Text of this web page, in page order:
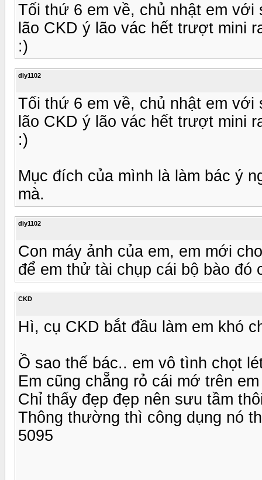
Tối thứ 6 em về, chủ nhật em
lão CKD ý lão vác hết trượt mini
:)
diy1102
Tối thứ 6 em về, chủ nhật em
lão CKD ý lão vác hết trượt mini
:)
Mục đích của mình là làm bác ý
mà.
diy1102
Con máy ảnh của em, em mới
để em thử tài chụp cái bộ bào đó
CKD
Hì, cụ CKD bắt đầu làm em khó
Ồ sao thế bác.. em vô tình chọt
Em cũng chẵng rỏ cái mớ trên
Chỉ thấy đẹp đẹp nên sưu tầm
Thông thường thì công dụng nó
5095